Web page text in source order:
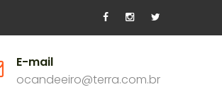
E-mail
ocandeeiro@terra.com.br